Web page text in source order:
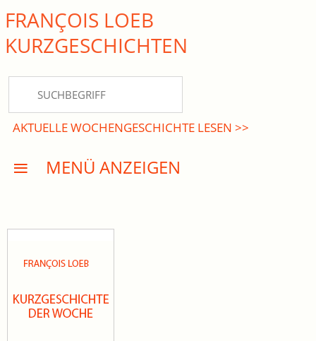
close Submenü
KURZGESCHICHTEN
DREISATZROMANE
PRESSE
FRANÇOIS LOEB
KURZ­GESCHICHTEN
AKTUELLE WOCHENGESCHICHTE LESEN >>
MENÜ ANZEIGEN